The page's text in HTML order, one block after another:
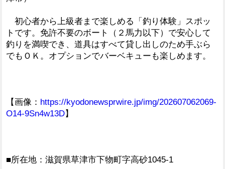
初心者から上級者まで楽しめる「釣り体験」スポッ
トです。免許不要のボート（２馬力以下）で安心して
釣りを満喫でき、道具はすべて貸し出しのため手ぶら
でもＯＫ。オプションでバーベキューも楽しめます。
【画像： https://kyodonewsprwire.jp/img/202607062069-
O14-9Sn4w13D】
■所在地：滋賀県草津市下物町字高砂1045-1